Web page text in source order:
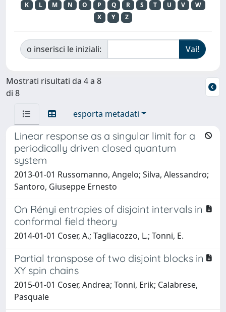
K
L M N O P Q R S T U V
W
X
Y Z
o inserisci le iniziali:
Mostrati risultati da 4 a 8
di 8
esporta metadati
Linear response as a singular limit for a
periodically driven closed quantum
system
2013-01-01 Russomanno, Angelo; Silva, Alessandro;
Santoro, Giuseppe Ernesto
On Rényi entropies of disjoint intervals in
conformal field theory
2014-01-01 Coser, A.; Tagliacozzo, L.; Tonni, E.
Partial transpose of two disjoint blocks in
XY spin chains
2015-01-01 Coser, Andrea; Tonni, Erik; Calabrese,
Pasquale